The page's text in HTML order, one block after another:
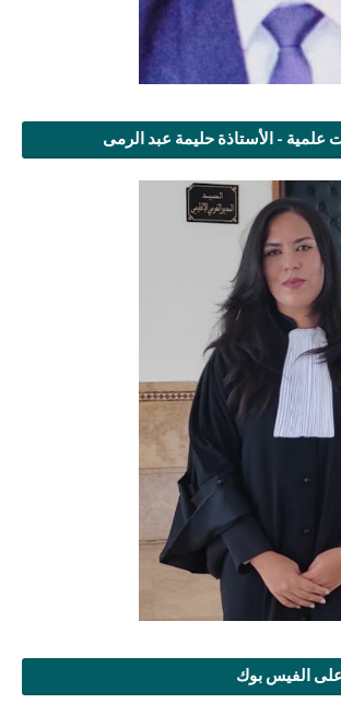
علمية - الأستاذة حليمة عبد الرمى
الفيس بوك